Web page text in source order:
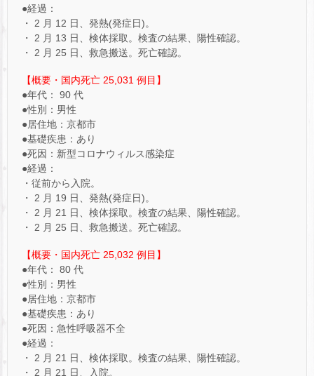
●経過：
・ 2 月 12 日、発熱(発症日)。
・ 2 月 13 日、検体採取。検査の結果、陽性確認。
・ 2 月 25 日、救急搬送。死亡確認。
【概要・国内死亡 25,031 例目】
●年代： 90 代
●性別：男性
●居住地：京都市
●基礎疾患：あり
●死因：新型コロナウィルス感染症
●経過：
・従前から入院。
・ 2 月 19 日、発熱(発症日)。
・ 2 月 21 日、検体採取。検査の結果、陽性確認。
・ 2 月 25 日、救急搬送。死亡確認。
【概要・国内死亡 25,032 例目】
●年代： 80 代
●性別：男性
●居住地：京都市
●基礎疾患：あり
●死因：急性呼吸器不全
●経過：
・ 2 月 21 日、検体採取。検査の結果、陽性確認。
・ 2 月 21 日、入院。